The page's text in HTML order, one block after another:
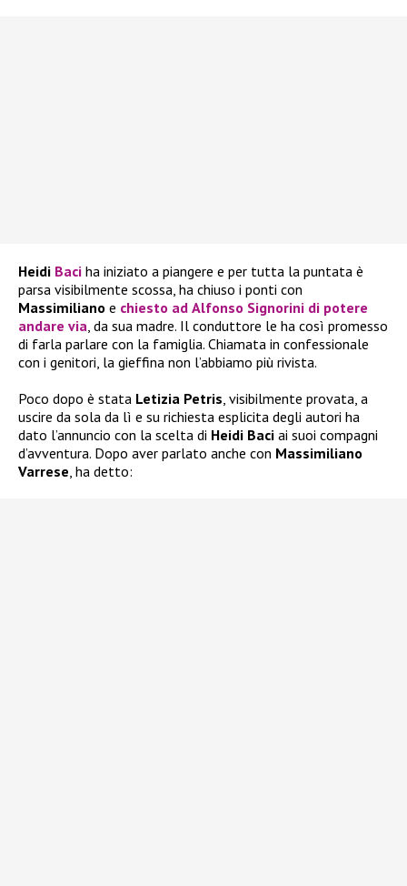
Heidi Baci ha iniziato a piangere e per tutta la puntata è
parsa visibilmente scossa, ha chiuso i ponti con
Massimiliano e chiesto ad Alfonso Signorini di potere
andare via, da sua madre. Il conduttore le ha così promesso
di farla parlare con la famiglia. Chiamata in confessionale
con i genitori, la gieffina non l’abbiamo più rivista.
Poco dopo è stata Letizia Petris, visibilmente provata, a
uscire da sola da lì e su richiesta esplicita degli autori ha
dato l’annuncio con la scelta di Heidi Baci ai suoi compagni
d’avventura. Dopo aver parlato anche con Massimiliano
Varrese, ha detto: